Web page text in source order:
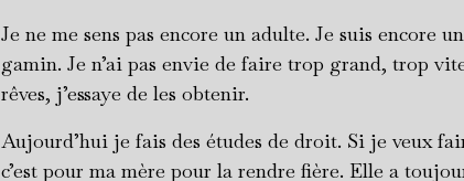
Je ne me sens pas encore un adulte. Je suis encore
gamin. Je n’ai pas envie de faire trop grand, trop
rêves, j’essaye de les obtenir.
Aujourd’hui je fais des études de droit. Si je veux
c’est pour ma mère pour la rendre fière. Elle a